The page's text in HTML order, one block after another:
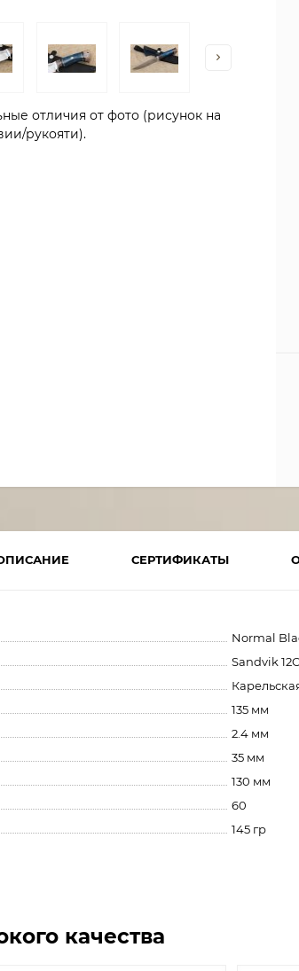
отличия от фото (рисунок на
рукояти).
СЕРТИФИКАТЫ
Normal
Sandvik
135 мм
2.4 мм
35 мм
130 мм
60
145 гр
качества